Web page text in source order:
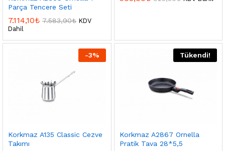
Parça Tencere Seti
7.114,10₺ 7.583,90₺ KDV
Dahil
-3%
Korkmaz A135 Classic Cezve
Takımı
Tükendi!
Korkmaz A2867 Ornella
Pratik Tava 28*5,5